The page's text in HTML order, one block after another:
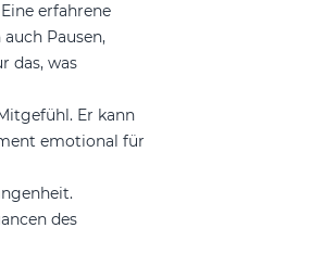
erfahrene
Pausen,
das, was
Er kann
emotional für
des